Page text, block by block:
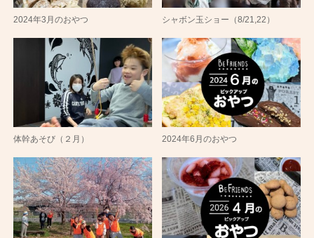
2024年3月のおやつ シャボン玉ショー（8/21,22）
体幹あそび（２月） 2024年6月のおやつ